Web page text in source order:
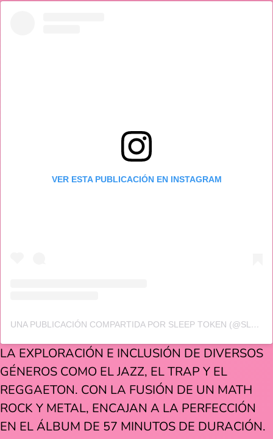
VER ESTA PUBLICACIÓN EN INSTAGRAM
UNA PUBLICACIÓN COMPARTIDA POR SLEEP TOKEN (@SLEEP_TOKEN)
LA EXPLORACIÓN E INCLUSIÓN DE DIVERSOS
GÉNEROS COMO EL JAZZ, EL TRAP Y EL
REGGAETON. CON LA FUSIÓN DE UN MATH
ROCK Y METAL, ENCAJAN A LA PERFECCIÓN
EN EL ÁLBUM DE 57 MINUTOS DE DURACIÓN.